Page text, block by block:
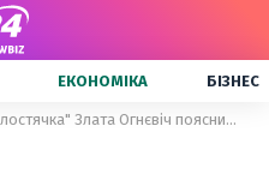
ЕКОНОМІКА БІЗНЕС
"Холостячка" Злата Огнєвіч пояснила, чому відправила додому свого фаворита